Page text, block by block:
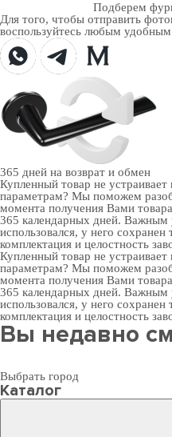
Подберем
Для того, чтобы отправить
воспользуйтесь любым
365 дней на возврат и обмен
Купленный товар не
параметрам? Мы поможем
момента получения Вами
365 календарных дней. Важным
использовался, у него
комплектация и целостность
Купленный товар не
параметрам? Мы поможем
момента получения Вами
365 календарных дней. Важным
использовался, у него
комплектация и целостность
Вы недавно
Выбрать город
Каталог